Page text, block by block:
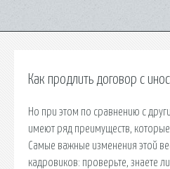
Как продлить договор с
Но при этом по сравнению с
имеют ряд преимуществ, которые
Самые важные изменения этой
кадровиков: проверьте, знаете